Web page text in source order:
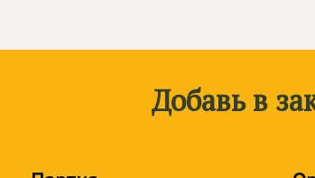
Добавь в